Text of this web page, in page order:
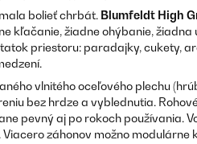
bolieť chrbát. Blumfeldt High
kľačanie, žiadne ohýbanie,
priestoru: paradajky, cukety,
vlnitého oceľového plechu
bez hrdze a vyblednutia.
pevný aj po rokoch používania.
Viacero záhonov možno